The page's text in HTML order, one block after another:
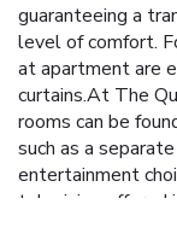
guaranteeing a
level of comfort.
at apartment are
curtains.At The
rooms can be
such as a
entertainment
television offered